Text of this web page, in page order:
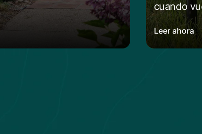
cuando
Leer ahora